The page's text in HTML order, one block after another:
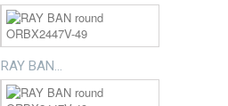
RAY BAN...